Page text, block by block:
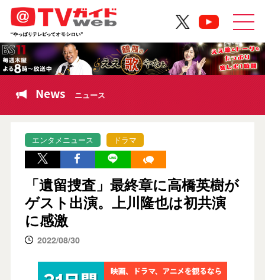
News ニュース
エンタメニュース ドラマ
「遺留捜査」最終章に高橋英樹が
ゲスト出演。上川隆也は初共演
に感激
2022/08/30